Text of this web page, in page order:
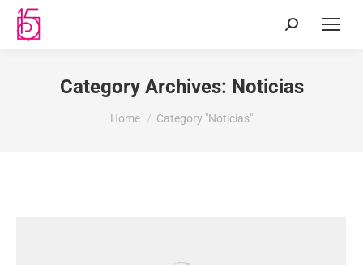
Category Archives: Noticias
You are here:
Home Category "Noticias"